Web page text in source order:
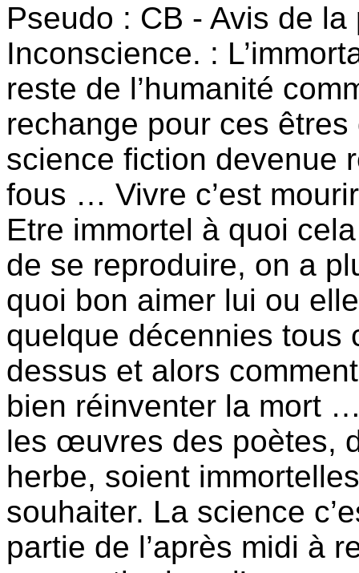
Pseudo : CB - Avis de
Inconscience. :
reste de l’humanité
rechange pour ces êtres
science fiction devenue
fous … Vivre c’est
Etre immortel à quoi
de se reproduire, on a
quoi bon aimer lui ou
quelque décennies tous
dessus et alors
bien réinventer la mort
les œuvres des poètes,
herbe, soient
souhaiter. La science
partie de l’après midi à